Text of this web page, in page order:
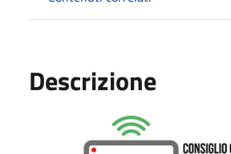
Descrizione